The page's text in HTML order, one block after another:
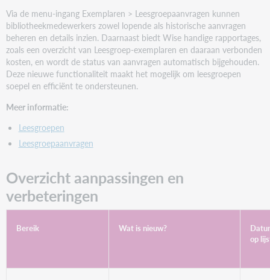
Via de menu-ingang Exemplaren > Leesgroepaanvragen kunnen
bibliotheekmedewerkers zowel lopende als historische aanvragen
beheren en details inzien. Daarnaast biedt Wise handige rapportages,
zoals een overzicht van Leesgroep-exemplaren en daaraan verbonden
kosten, en wordt de status van aanvragen automatisch bijgehouden.
Deze nieuwe functionaliteit maakt het mogelijk om leesgroepen
soepel en efficiënt te ondersteunen.
Meer informatie:
Leesgroepen
Leesgroepaanvragen
Overzicht aanpassingen en
verbeteringen
Bereik Wat is nieuw?
op